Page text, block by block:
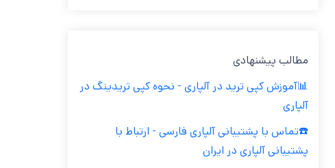
مطالب پیشنهادی
📊آموزش کپی ترید در آلپاری - نحوه کپی تریدینگ در
آلپاری
☎️تماس با پشتیبانی آلپاری فارسی - ارتباط با
پشتیبانی آلپاری در ایران